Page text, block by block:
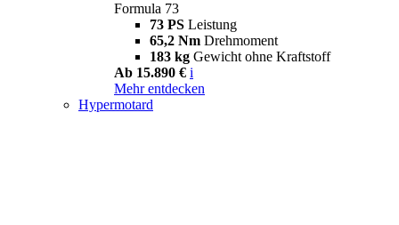
Formula 73
73 PS Leistung
65,2 Nm Drehmoment
183 kg Gewicht ohne Kraftstoff
Ab 15.890 € i
Mehr entdecken
Hypermotard